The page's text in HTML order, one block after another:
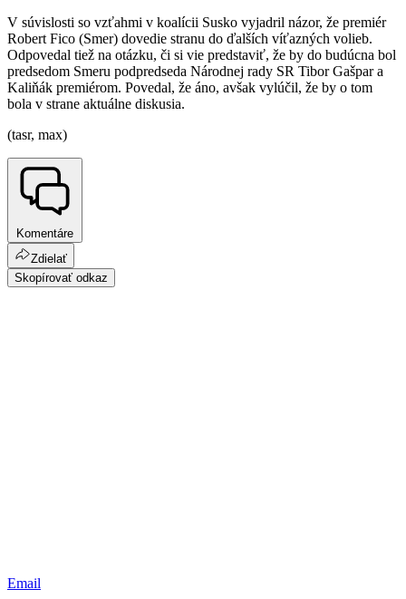
V súvislosti so vzťahmi v koalícii Susko vyjadril názor, že premiér
Robert Fico (Smer) dovedie stranu do ďalších víťazných volieb.
Odpovedal tiež na otázku, či si vie predstaviť, že by do budúcna bol
predsedom Smeru podpredseda Národnej rady SR Tibor Gašpar a
Kaliňák premiérom. Povedal, že áno, avšak vylúčil, že by o tom
bola v strane aktuálne diskusia.
(tasr, max)
Komentáre
Zdielať
Skopírovať odkaz
Email